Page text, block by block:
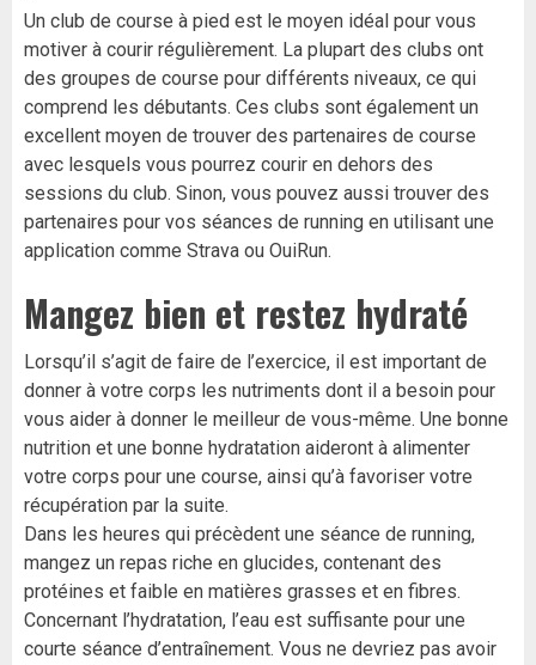
Un club de course à pied est le moyen idéal pour vous
motiver à courir régulièrement. La plupart des clubs ont
des groupes de course pour différents niveaux, ce qui
comprend les débutants. Ces clubs sont également un
excellent moyen de trouver des partenaires de course
avec lesquels vous pourrez courir en dehors des
sessions du club. Sinon, vous pouvez aussi trouver des
partenaires pour vos séances de running en utilisant une
application comme Strava ou OuiRun.
Mangez bien et restez hydraté
Lorsqu’il s’agit de faire de l’exercice, il est important de
donner à votre corps les nutriments dont il a besoin pour
vous aider à donner le meilleur de vous-même. Une bonne
nutrition et une bonne hydratation aideront à alimenter
votre corps pour une course, ainsi qu’à favoriser votre
récupération par la suite.
Dans les heures qui précèdent une séance de running,
mangez un repas riche en glucides, contenant des
protéines et faible en matières grasses et en fibres.
Concernant l’hydratation, l’eau est suffisante pour une
courte séance d’entraînement. Vous ne devriez pas avoir